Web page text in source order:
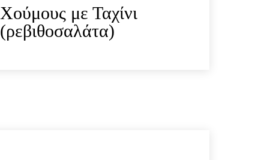
Χούμους με Ταχίνι
(ρεβιθοσαλάτα)